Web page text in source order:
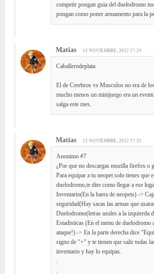
competir pongan guia del duelodromo
pongan como poner armamento para la
Matias 12 NOVIEMBRE, 2012 17:24
Caballerodeplata
El de Cerebros vs Musculos no era de
mucho menos un minijuego era un
salga este mes.
Matias 12 NOVIEMBRE, 2012 17:31
Anonimo #7
¿Por que no descargas mozilla firefox o
Para equipar a tu neopet solo tienes que
duelodromo,te dire como llegar a ese
Inventario(En la barra de neopets) ->
seguridad(Hay sacas las armas que
Duelodromo(letras azules a la izquierda
Estadisticas (En el menu de duelodromo
ataque!) -> En la parte derecha dice
signo de "+" y te tienen que salir todas
inventario y hay lo equipas.